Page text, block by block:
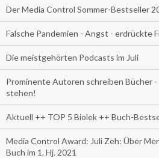
Der Media Control Sommer-Bestseller
Falsche Pandemien - Angst - erdrückte
Die meistgehörten Podcasts im Juli
Prominente Autoren schreiben Bücher -
stehen!
Aktuell ++ TOP 5 Biolek ++ Buch-
Media Control Award: Juli Zeh: Über
Buch im 1. Hj. 2021